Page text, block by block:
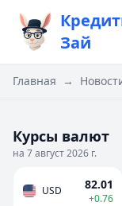
Зай
Главная →
Курсы валют
на 7 август 2026 г.
USD 82.01
+0.76